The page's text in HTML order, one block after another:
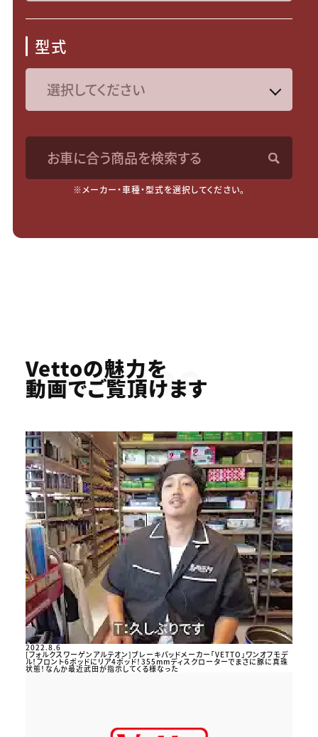
型式
お車に合う商品を検索する
※メーカー・車種・型式を選択してください。
Youtube
Vettoの魅力を
動画でご覧頂けます
2022.8.6
[フォルクスワーゲンアルテオン]ブレーキパッドメーカー「VETTO」ワンオフモデ
ル！フロント6ポッドにリア4ポッド！355mmディスクローターでまさに豚に真珠
状態！なんか最近武田が指示してくる様なった